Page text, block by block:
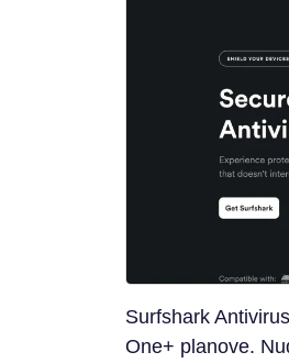
Surfshark
One+ planove.